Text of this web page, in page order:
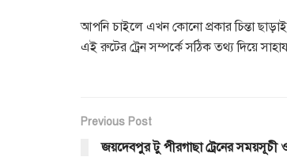
আপনি চাইলে এখন কোনো প্রকার চিন্তা
এই রুটের ট্রেন সম্পর্কে সঠিক তথ্য দিয়ে
Previous Post
জয়দেবপুর টু পীরগাছা ট্রেনের সময়সূচী